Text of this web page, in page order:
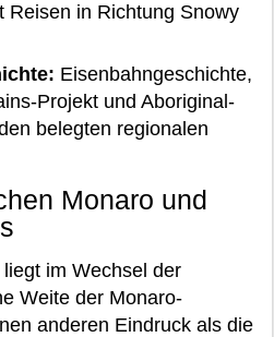
Reisen in Richtung Snowy
Eisenbahngeschichte,
Projekt und Aboriginal-
belegten regionalen
Monaro und
im Wechsel der
Weite der Monaro-
anderen Eindruck als die